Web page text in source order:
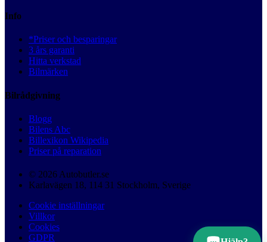
Info
*Priser och besparingar
3 års garanti
Hitta verkstad
Bilmärken
Bilrådgivning
Blogg
Bilens Abc
Billexikon Wikipedia
Priser på reparation
© 2026 Autobutler.se
Karlavägen 18, 114 31 Stockholm, Sverige
Cookie inställningar
Villkor
Cookies
GDPR